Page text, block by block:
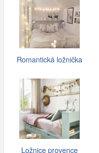
Romantická ložnička
Ložnice provence